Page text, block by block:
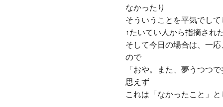
なかったり
そういうことを平気でし
↑たいてい人から指摘され
そして今日の場合は、一
ので
「おや。また、夢うつつ
思えず
これは「なかったこと」